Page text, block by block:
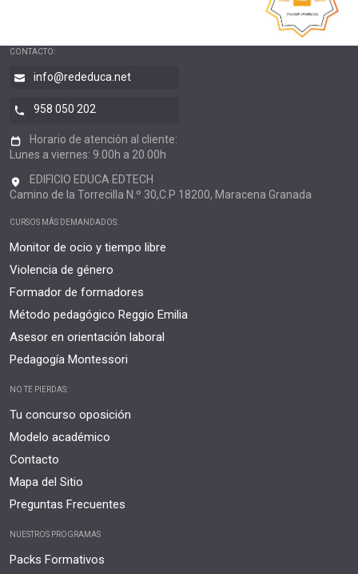
CONTACTO:
info@rededuca.net
958 050 202
Horario de atención al cliente:
Lunes a viernes: 9.00h a 20.00h
EDIFICIO EDUCA EDTECH
Camino de la Torrecilla N.º 30,C.P 18200, Maracena Granada
CURSOS MÁS DEMANDADOS:
Monitor de ocio y tiempo libre
Violencia de género
Formador de formadores
Método pedagógico Reggio Emilia
Asesor en orientación laboral
Pedagogía Montessori
NO TE PIERDAS:
Tu concurso oposición
Modelo académico
Contacto
Mapa del Sitio
Preguntas Frecuentes
NUESTROS PROGRAMAS
Packs Formativos